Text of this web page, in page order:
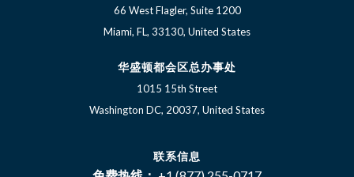
66 West Flagler, Suite 1200
Miami, FL, 33130, United States
华盛顿都会区总办事处
1015 15th Street
Washington DC, 20037, United States
联系信息